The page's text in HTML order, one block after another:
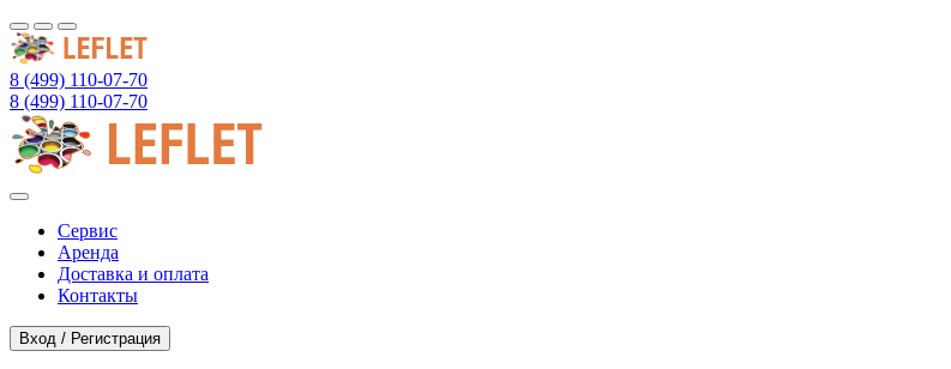
8 (499) 110-07-70
8 (499) 110-07-70
Сервис
Аренда
Доставка и оплата
Контакты
Вход / Регистрация